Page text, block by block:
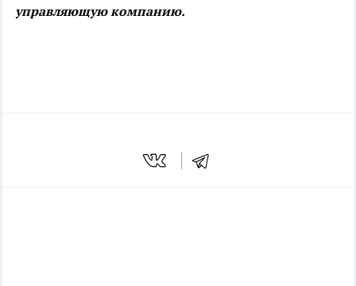
управляющую компанию.